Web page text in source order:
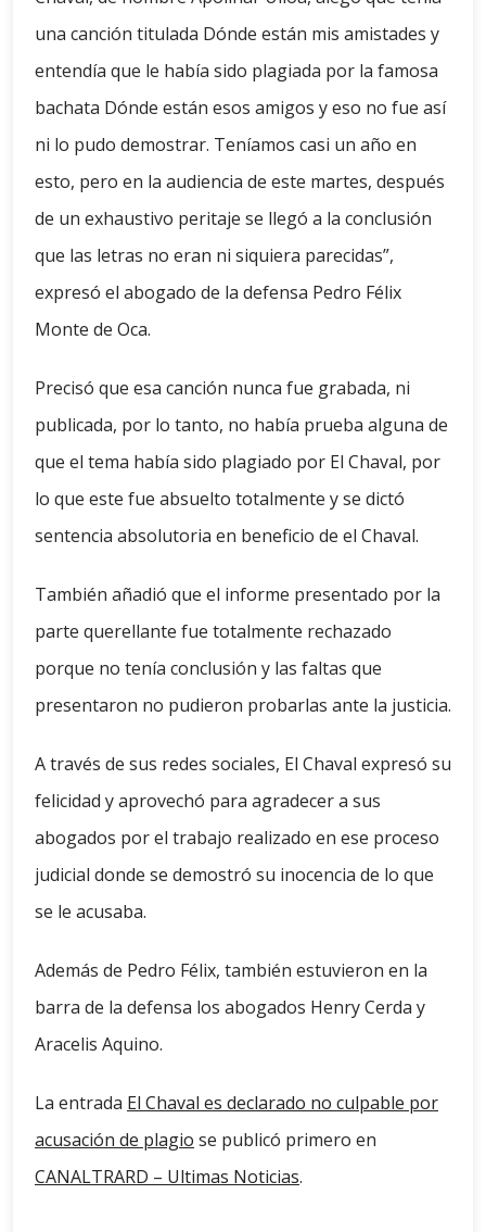
una canción titulada Dónde están mis amistades y
entendía que le había sido plagiada por la famosa
bachata Dónde están esos amigos y eso no fue así
ni lo pudo demostrar. Teníamos casi un año en
esto, pero en la audiencia de este martes, después
de un exhaustivo peritaje se llegó a la conclusión
que las letras no eran ni siquiera parecidas”,
expresó el abogado de la defensa Pedro Félix
Monte de Oca.
Precisó que esa canción nunca fue grabada, ni
publicada, por lo tanto, no había prueba alguna de
que el tema había sido plagiado por El Chaval, por
lo que este fue absuelto totalmente y se dictó
sentencia absolutoria en beneficio de el Chaval.
También añadió que el informe presentado por la
parte querellante fue totalmente rechazado
porque no tenía conclusión y las faltas que
presentaron no pudieron probarlas ante la justicia.
A través de sus redes sociales, El Chaval expresó su
felicidad y aprovechó para agradecer a sus
abogados por el trabajo realizado en ese proceso
judicial donde se demostró su inocencia de lo que
se le acusaba.
Además de Pedro Félix, también estuvieron en la
barra de la defensa los abogados Henry Cerda y
Aracelis Aquino.
La entrada El Chaval es declarado no culpable por
acusación de plagio se publicó primero en
CANALTRARD – Ultimas Noticias.